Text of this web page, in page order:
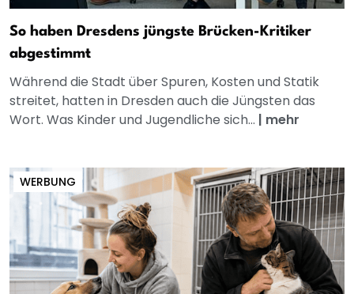
So haben Dresdens jüngste Brücken-Kritiker
abgestimmt
Während die Stadt über Spuren, Kosten und Statik
streitet, hatten in Dresden auch die Jüngsten das
Wort. Was Kinder und Jugendliche sich... | mehr
WERBUNG